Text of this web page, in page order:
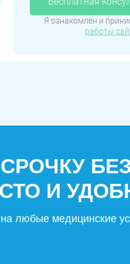
Я ознакомлен и
работы
И
любые медицинские